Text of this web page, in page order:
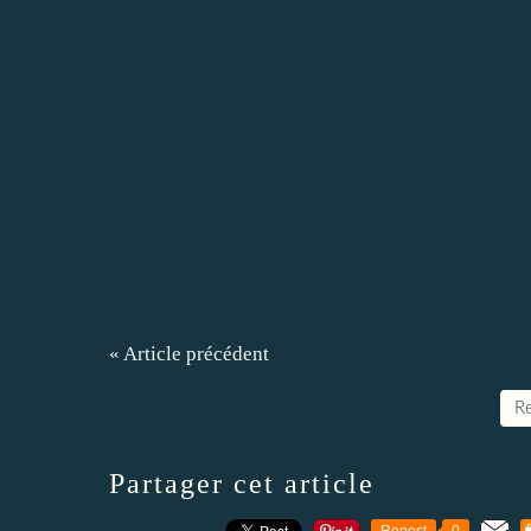
« Article précédent
Partager cet article